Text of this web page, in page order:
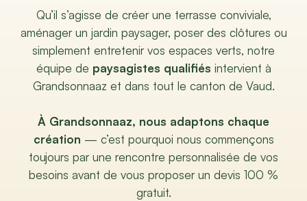
Qu’il s’agisse de créer une terrasse conviviale,
aménager un jardin paysager, poser des clôtures ou
simplement entretenir vos espaces verts, notre
équipe de paysagistes qualifiés intervient à
Grandsonnaaz et dans tout le canton de Vaud.
À Grandsonnaaz, nous adaptons chaque
création — c’est pourquoi nous commençons
toujours par une rencontre personnalisée de vos
besoins avant de vous proposer un devis 100 %
gratuit.